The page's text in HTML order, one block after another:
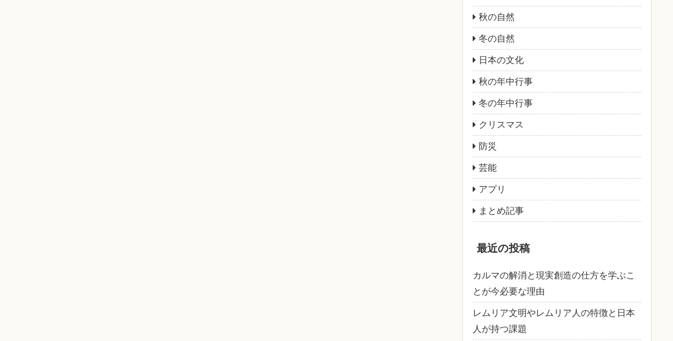
秋の自然
冬の自然
日本の文化
秋の年中行事
冬の年中行事
クリスマス
防災
芸能
アプリ
まとめ記事
最近の投稿
カルマの解消と現実創造の仕方を学ぶこ
とが今必要な理由
レムリア文明やレムリア人の特徴と日本
人が持つ課題